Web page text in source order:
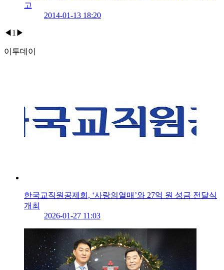
고
2014-01-13 18:20
◀ 1 ▶
이투데이
한국교직원공제회, ‘사랑의열매’와 27억 원 성금 전달식
개최
2026-01-27 11:03